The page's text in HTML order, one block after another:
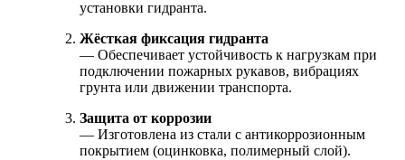
установки гидранта.
Жёсткая фиксация гидранта
— Обеспечивает устойчивость к нагрузкам при
подключении пожарных рукавов, вибрациях
грунта или движении транспорта.
Защита от коррозии
— Изготовлена из стали с антикоррозионным
покрытием (оцинковка, полимерный слой).